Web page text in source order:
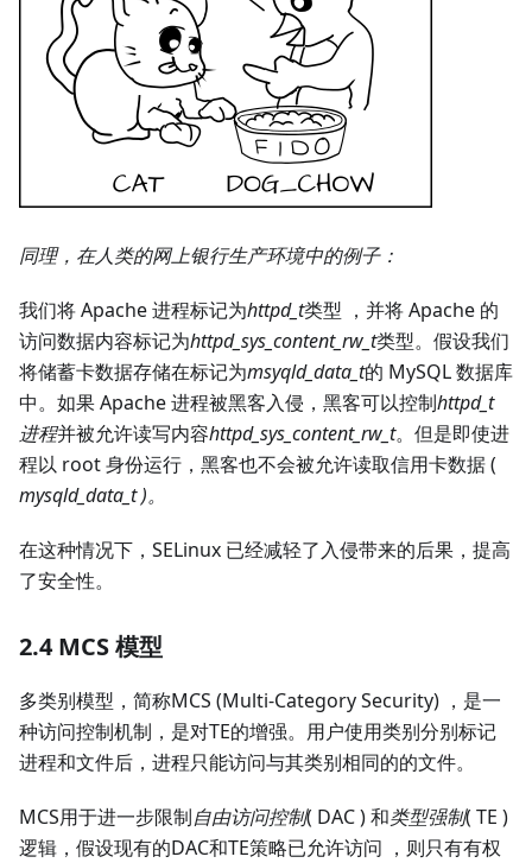
同理，在人类的网上银行生产环境中的例子：
我们将 Apache 进程标记为httpd_t类型 ，并将 Apache 的
访问数据内容标记为httpd_sys_content_rw_t类型。假设我们
将储蓄卡数据存储在标记为msyqld_data_t的 MySQL 数据库
中。如果 Apache 进程被黑客入侵，黑客可以控制httpd_t
进程并被允许读写内容httpd_sys_content_rw_t。但是即使进
程以 root 身份运行，黑客也不会被允许读取信用卡数据 (
mysqld_data_t )。
在这种情况下，SELinux 已经减轻了入侵带来的后果，提高
了安全性。
2.4 MCS 模型
多类别模型，简称MCS (Multi-Category Security) ，是一
种访问控制机制，是对TE的增强。用户使用类别分别标记
进程和文件后，进程只能访问与其类别相同的的文件。
MCS用于进一步限制自由访问控制( DAC ) 和类型强制( TE )
逻辑，假设现有的DAC和TE策略已允许访问 ，则只有有权